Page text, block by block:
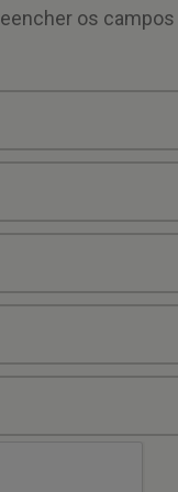
os campos